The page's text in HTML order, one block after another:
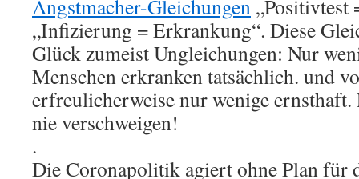
Angstmacher-Gleichungen „Positivtest
„Infizierung = Erkrankung“. Diese
Glück zumeist Ungleichungen: Nur
Menschen erkranken tatsächlich. und
erfreulicherweise nur wenige
nie verschweigen!
.
Die Coronapolitik agiert ohne Plan für